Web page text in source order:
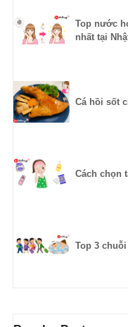
Top nước
nhất tại
Cá hồi sốt
Cách chọn
Top 3